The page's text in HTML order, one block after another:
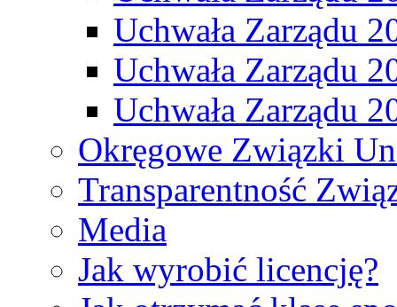
Uchwała Zarządu
Uchwała Zarządu
Uchwała Zarządu
Okręgowe Związki
Transparentność
Media
Jak wyrobić licencję?